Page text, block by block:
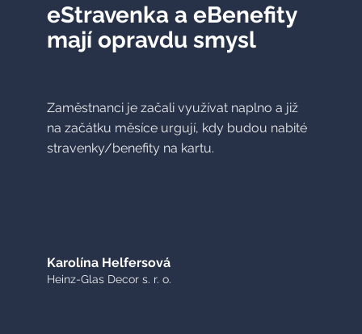
eStravenka a eBenefity
mají opravdu smysl
Zaměstnanci je začali využívat naplno a již
na začátku měsíce urgují, kdy budou nabité
stravenky/benefity na kartu.
Karolína Helfersová
Heinz-Glas Decor s. r. o.